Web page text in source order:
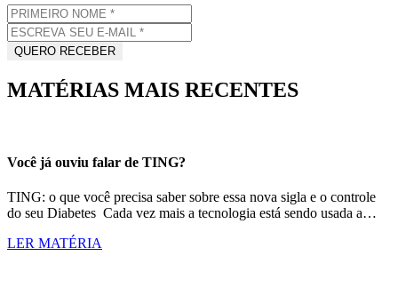
MATÉRIAS MAIS RECENTES
Você já ouviu falar de TING?
TING: o que você precisa saber sobre essa nova sigla e o controle
do seu Diabetes Cada vez mais a tecnologia está sendo usada a…
LER MATÉRIA